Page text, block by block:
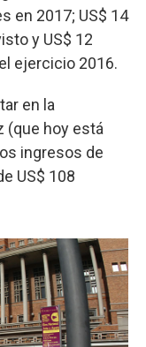
en 2017; US$ 14
y US$ 12
ejercicio 2016.
en la
(que hoy está
ingresos de
US$ 108